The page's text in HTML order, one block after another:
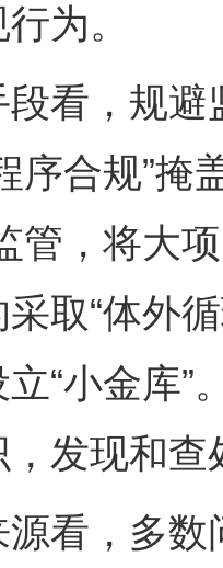
为。
，规避
序合规”掩
管，将大
取“体外
“小金库
发现和查
，多数